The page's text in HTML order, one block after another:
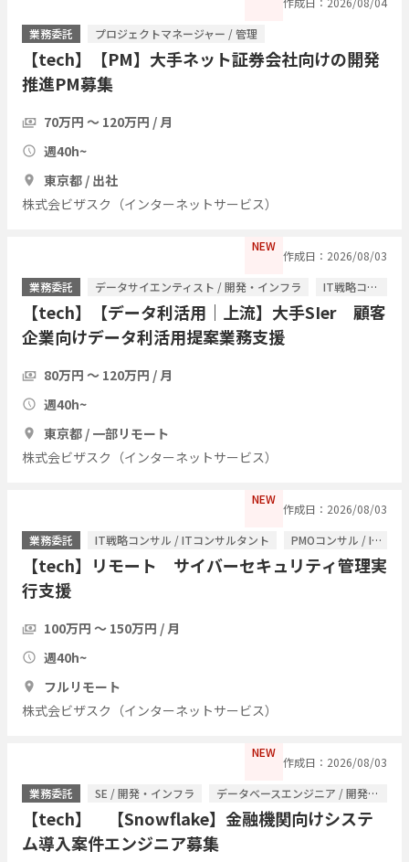
業務委託
プロジェクトマネージャー / 管理
【tech】【PM】大手ネット証券会社向けの開発
推進PM募集
70万円 〜 120万円 / 月
週40h~
東京都 / 出社
株式会ビザスク（インターネットサービス）
NEW
作成日：2026/08/03
業務委託
データサイエンティスト / 開発・インフラ IT戦略コンサル / ITコンサルタント
【tech】【データ利活用｜上流】大手SIer 顧客
企業向けデータ利活用提案業務支援
80万円 〜 120万円 / 月
週40h~
東京都 / 一部リモート
株式会ビザスク（インターネットサービス）
NEW
作成日：2026/08/03
業務委託
IT戦略コンサル / ITコンサルタント PMOコンサル / ITコンサルタント
【tech】リモート サイバーセキュリティ管理実
行支援
100万円 〜 150万円 / 月
週40h~
フルリモート
株式会ビザスク（インターネットサービス）
NEW
作成日：2026/08/03
業務委託
SE / 開発・インフラ データベースエンジニア / 開発・インフラ
【tech】 【Snowflake】金融機関向けシステ
ム導入案件エンジニア募集